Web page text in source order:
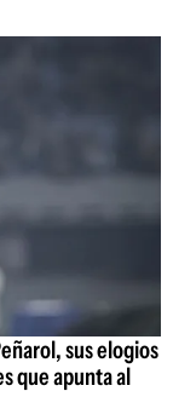
sus elogios
que apunta al